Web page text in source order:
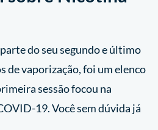
do seu segundo e último
de vaporização, foi um elenco
sessão focou na
19. Você sem dúvida já